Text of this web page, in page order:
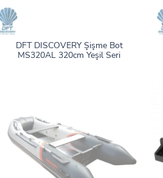
DFT DISCOVERY Şişme Bot
MS320AL 320cm Yeşil Seri